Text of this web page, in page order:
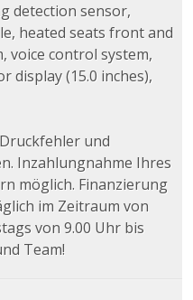
detection sensor,
heated seats front and
voice control system,
display (15.0 inches),
und
Inzahlungnahme Ihres
möglich. Finanzierung
im Zeitraum von
von 9.00 Uhr bis
Team!